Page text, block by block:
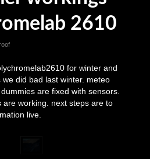
2610
for winter and
did bad last winter. meteo
are fixed with sensors.
working. next steps are to
live.